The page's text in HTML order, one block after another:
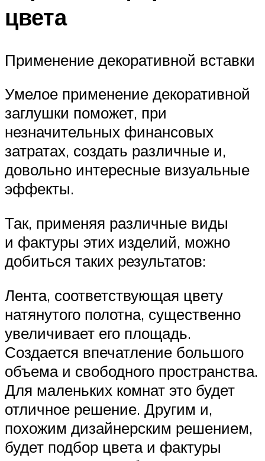
цвета
Применение декоративной вставки
Умелое применение декоративной
заглушки поможет, при
незначительных финансовых
затратах, создать различные и,
довольно интересные визуальные
эффекты.
Так, применяя различные виды
и фактуры этих изделий, можно
добиться таких результатов:
Лента, соответствующая цвету
натянутого полотна, существенно
увеличивает его площадь.
Создается впечатление большого
объема и свободного пространства.
Для маленьких комнат это будет
отличное решение. Другим и,
похожим дизайнерским решением,
будет подбор цвета и фактуры